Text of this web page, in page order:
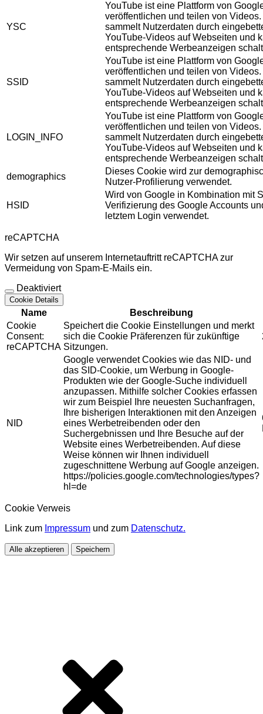
YSC
YouTube ist eine Plattform von
veröffentlichen und teilen von
sammelt Nutzerdaten durch
YouTube-Videos auf Webseiten und
entsprechende Werbeanzeigen
SSID
YouTube ist eine Plattform von
veröffentlichen und teilen von
sammelt Nutzerdaten durch
YouTube-Videos auf Webseiten und
entsprechende Werbeanzeigen
LOGIN_INFO
YouTube ist eine Plattform von
veröffentlichen und teilen von
sammelt Nutzerdaten durch
YouTube-Videos auf Webseiten und
entsprechende Werbeanzeigen
demographics
Dieses Cookie wird zur
Nutzer-Profilierung verwendet.
HSID
Wird von Google in Kombination mit
Verifizierung des Google Accounts
letztem Login verwendet.
reCAPTCHA
Wir setzen auf unserem Internetauftritt reCAPTCHA zur
Vermeidung von Spam-E-Mails ein.
Deaktiviert
Cookie Details
Name
Beschreibung
Cookie
Consent:
reCAPTCHA
Speichert die Cookie Einstellungen und merkt
sich die Cookie Präferenzen für zukünftige
Sitzungen.
NID
Google verwendet Cookies wie das NID- und
das SID-Cookie, um Werbung in Google-
Produkten wie der Google-Suche individuell
anzupassen. Mithilfe solcher Cookies erfassen
wir zum Beispiel Ihre neuesten Suchanfragen,
Ihre bisherigen Interaktionen mit den Anzeigen
eines Werbetreibenden oder den
Suchergebnissen und Ihre Besuche auf der
Website eines Werbetreibenden. Auf diese
Weise können wir Ihnen individuell
zugeschnittene Werbung auf Google anzeigen.
https://policies.google.com/technologies/types?
hl=de
Cookie Verweis
Link zum Impressum und zum Datenschutz.
Alle akzeptieren Speichern